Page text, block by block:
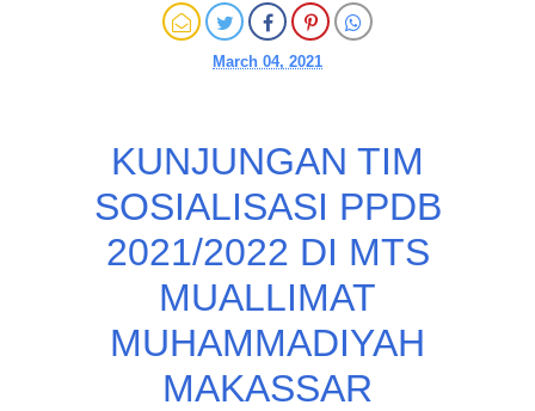
March 04, 2021
KUNJUNGAN TIM
SOSIALISASI PPDB
2021/2022 DI MTS
MUALLIMAT
MUHAMMADIYAH
MAKASSAR